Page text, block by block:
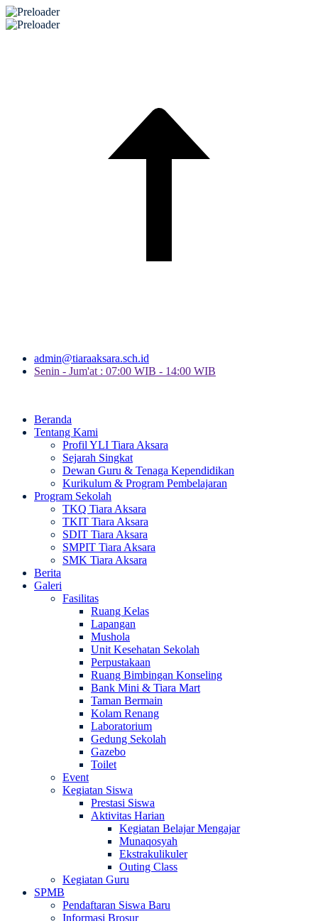
admin@tiaraaksara.sch.id
Senin - Jum'at : 07:00 WIB - 14:00 WIB
Beranda
Tentang Kami
Profil YLI Tiara Aksara
Sejarah Singkat
Dewan Guru & Tenaga Kependidikan
Kurikulum & Program Pembelajaran
Program Sekolah
TKQ Tiara Aksara
TKIT Tiara Aksara
SDIT Tiara Aksara
SMPIT Tiara Aksara
SMK Tiara Aksara
Berita
Galeri
Fasilitas
Ruang Kelas
Lapangan
Mushola
Unit Kesehatan Sekolah
Perpustakaan
Ruang Bimbingan Konseling
Bank Mini & Tiara Mart
Taman Bermain
Kolam Renang
Laboratorium
Gedung Sekolah
Gazebo
Toilet
Event
Kegiatan Siswa
Prestasi Siswa
Aktivitas Harian
Kegiatan Belajar Mengajar
Munaqosyah
Ekstrakulikuler
Outing Class
Kegiatan Guru
SPMB
Pendaftaran Siswa Baru
Informasi Brosur